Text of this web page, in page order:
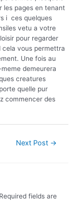
les pages en tenant
i ces quelques
vetu a votre
pour regarder
cela vous permettra
Une fois au
demeurera
creatures
quelle pur
commencer des
Next Post →
Required fields are